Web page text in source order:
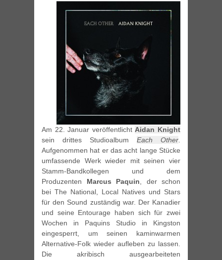
Am 22. Januar veröffentlichtAidan Knight
sein drittes Studioalbum Each Other.
Aufgenommen hat er das acht lange Stücke
umfassende Werk wieder mit seinen vier
Stamm-Bandkollegen und dem
Produzenten Marcus Paquin, der schon
bei The National, Local Natives und Stars
für den Sound zuständig war. Der Kanadier
und seine Entourage haben sich für zwei
Wochen in Paquins Studio in Kingston
eingesperrt, um seinen kaminwarmen
Alternative-Folk wieder aufleben zu lassen.
Die akribisch ausgearbeiteten